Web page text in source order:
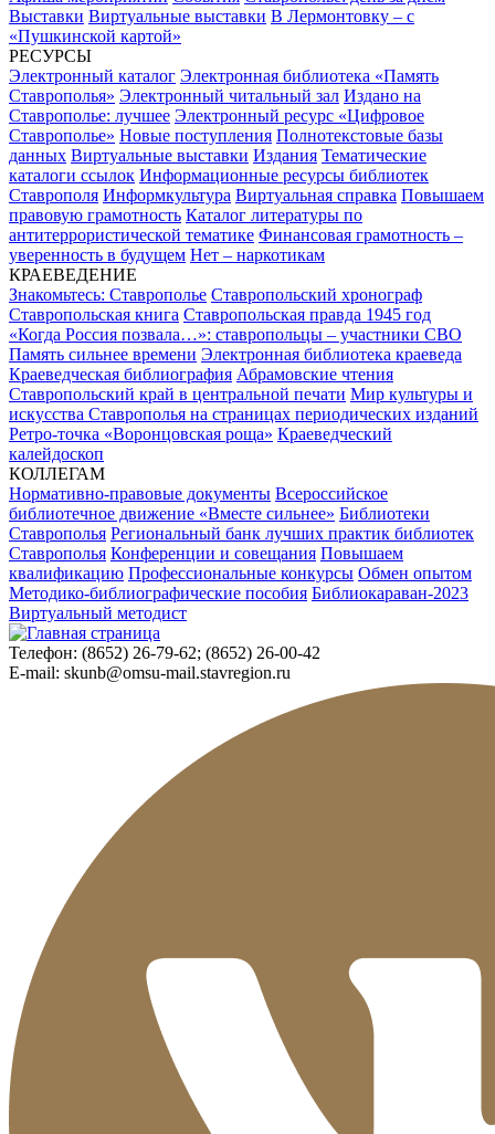
Выставки Виртуальные выставки В Лермонтовку – с
«Пушкинской картой»
РЕСУРСЫ
Электронный каталог Электронная библиотека «Память
Ставрополья» Электронный читальный зал Издано на
Ставрополье: лучшее Электронный ресурс «Цифровое
Ставрополье» Новые поступления Полнотекстовые базы
данных Виртуальные выставки Издания Тематические
каталоги ссылок Информационные ресурсы библиотек
Ставрополя Информкультура Виртуальная справка Повышаем
правовую грамотность Каталог литературы по
антитеррористической тематике Финансовая грамотность –
уверенность в будущем Нет – наркотикам
КРАЕВЕДЕНИЕ
Знакомьтесь: Ставрополье Ставропольский хронограф
Ставропольская книга Ставропольская правда 1945 год
«Когда Россия позвала…»: ставропольцы – участники СВО
Память сильнее времени Электронная библиотека краеведа
Краеведческая библиография Абрамовские чтения
Ставропольский край в центральной печати Мир культуры и
искусства Ставрополья на страницах периодических изданий
Ретро-точка «Воронцовская роща» Краеведческий
калейдоскоп
КОЛЛЕГАМ
Нормативно-правовые документы Всероссийское
библиотечное движение «Вместе сильнее» Библиотеки
Ставрополья Региональный банк лучших практик библиотек
Ставрополья Конференции и совещания Повышаем
квалификацию Профессиональные конкурсы Обмен опытом
Методико-библиографические пособия Библиокараван-2023
Виртуальный методист
Телефон: (8652) 26-79-62; (8652) 26-00-42
E-mail: skunb@omsu-mail.stavregion.ru